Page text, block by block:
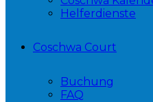
Helferdienste
Coschwa Court
Buchung
FAQ